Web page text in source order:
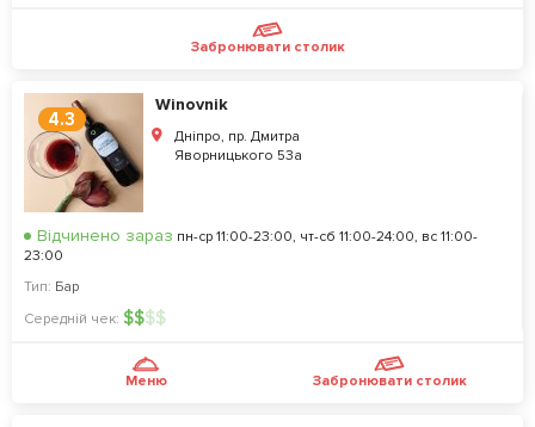
Забронювати столик
4.3
Winovnik
Дніпро, пр. Дмитра
Яворницького 53а
Відчинено зараз пн-ср 11:00-23:00, чт-сб 11:00-24:00, вс 11:00-
23:00
Тип: Бар
Середній чек: $$$$
Меню Забронювати столик